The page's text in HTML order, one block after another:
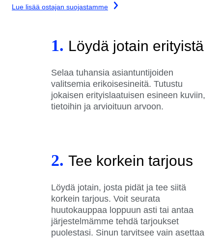
Lue lisää ostajan suojastamme
1. Löydä jotain erityistä
Selaa tuhansia asiantuntijoiden
valitsemia erikoisesineitä. Tutustu
jokaisen erityislaatuisen esineen kuviin,
tietoihin ja arvioituun arvoon.
2. Tee korkein tarjous
Löydä jotain, josta pidät ja tee siitä
korkein tarjous. Voit seurata
huutokauppaa loppuun asti tai antaa
järjestelmämme tehdä tarjoukset
puolestasi. Sinun tarvitsee vain asettaa